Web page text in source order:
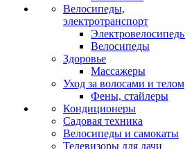
Велосипеды,
электротранспорт
Велосипеды
Здоровье
Массажеры
Уход за волосами и телом
Фены, стайлеры
Кондиционеры
Садовая техника
Велосипеды и самокаты
Телевизоры для дачи